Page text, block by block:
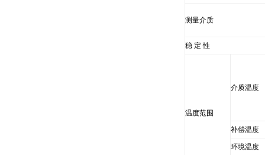
测量介质
稳 定 性
温度范围
介质温度
补偿温度
环境温度